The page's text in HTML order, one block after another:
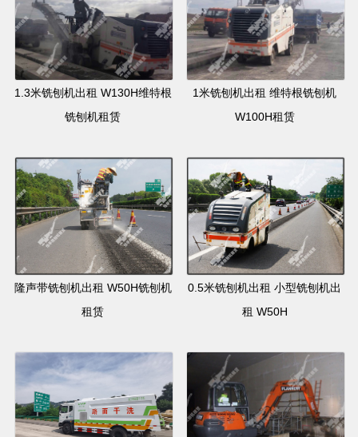
1.3米铣刨机出租 W130H维特根
铣刨机租赁
1米铣刨机出租 维特根铣刨机
W100H租赁
隆声带铣刨机出租 W50H铣刨机
租赁
0.5米铣刨机出租 小型铣刨机出
租 W50H